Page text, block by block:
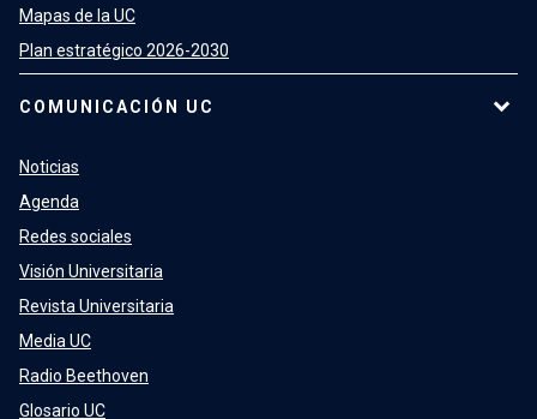
Mapas de la UC
Plan estratégico 2026-2030
COMUNICACIÓN UC
Noticias
Agenda
Redes sociales
Visión Universitaria
Revista Universitaria
Media UC
Radio Beethoven
Glosario UC